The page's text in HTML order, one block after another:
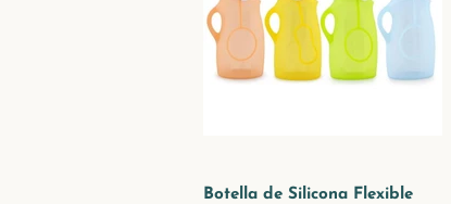
Botella de Silicona Flexible